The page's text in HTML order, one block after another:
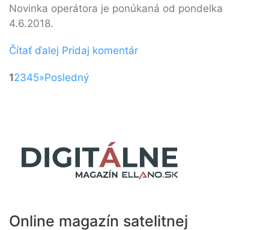
Novinka operátora je ponúkaná od pondelka
4.6.2018.
Čítať ďalej Pridaj komentár
12345»Posledný
Online magazín satelitnej